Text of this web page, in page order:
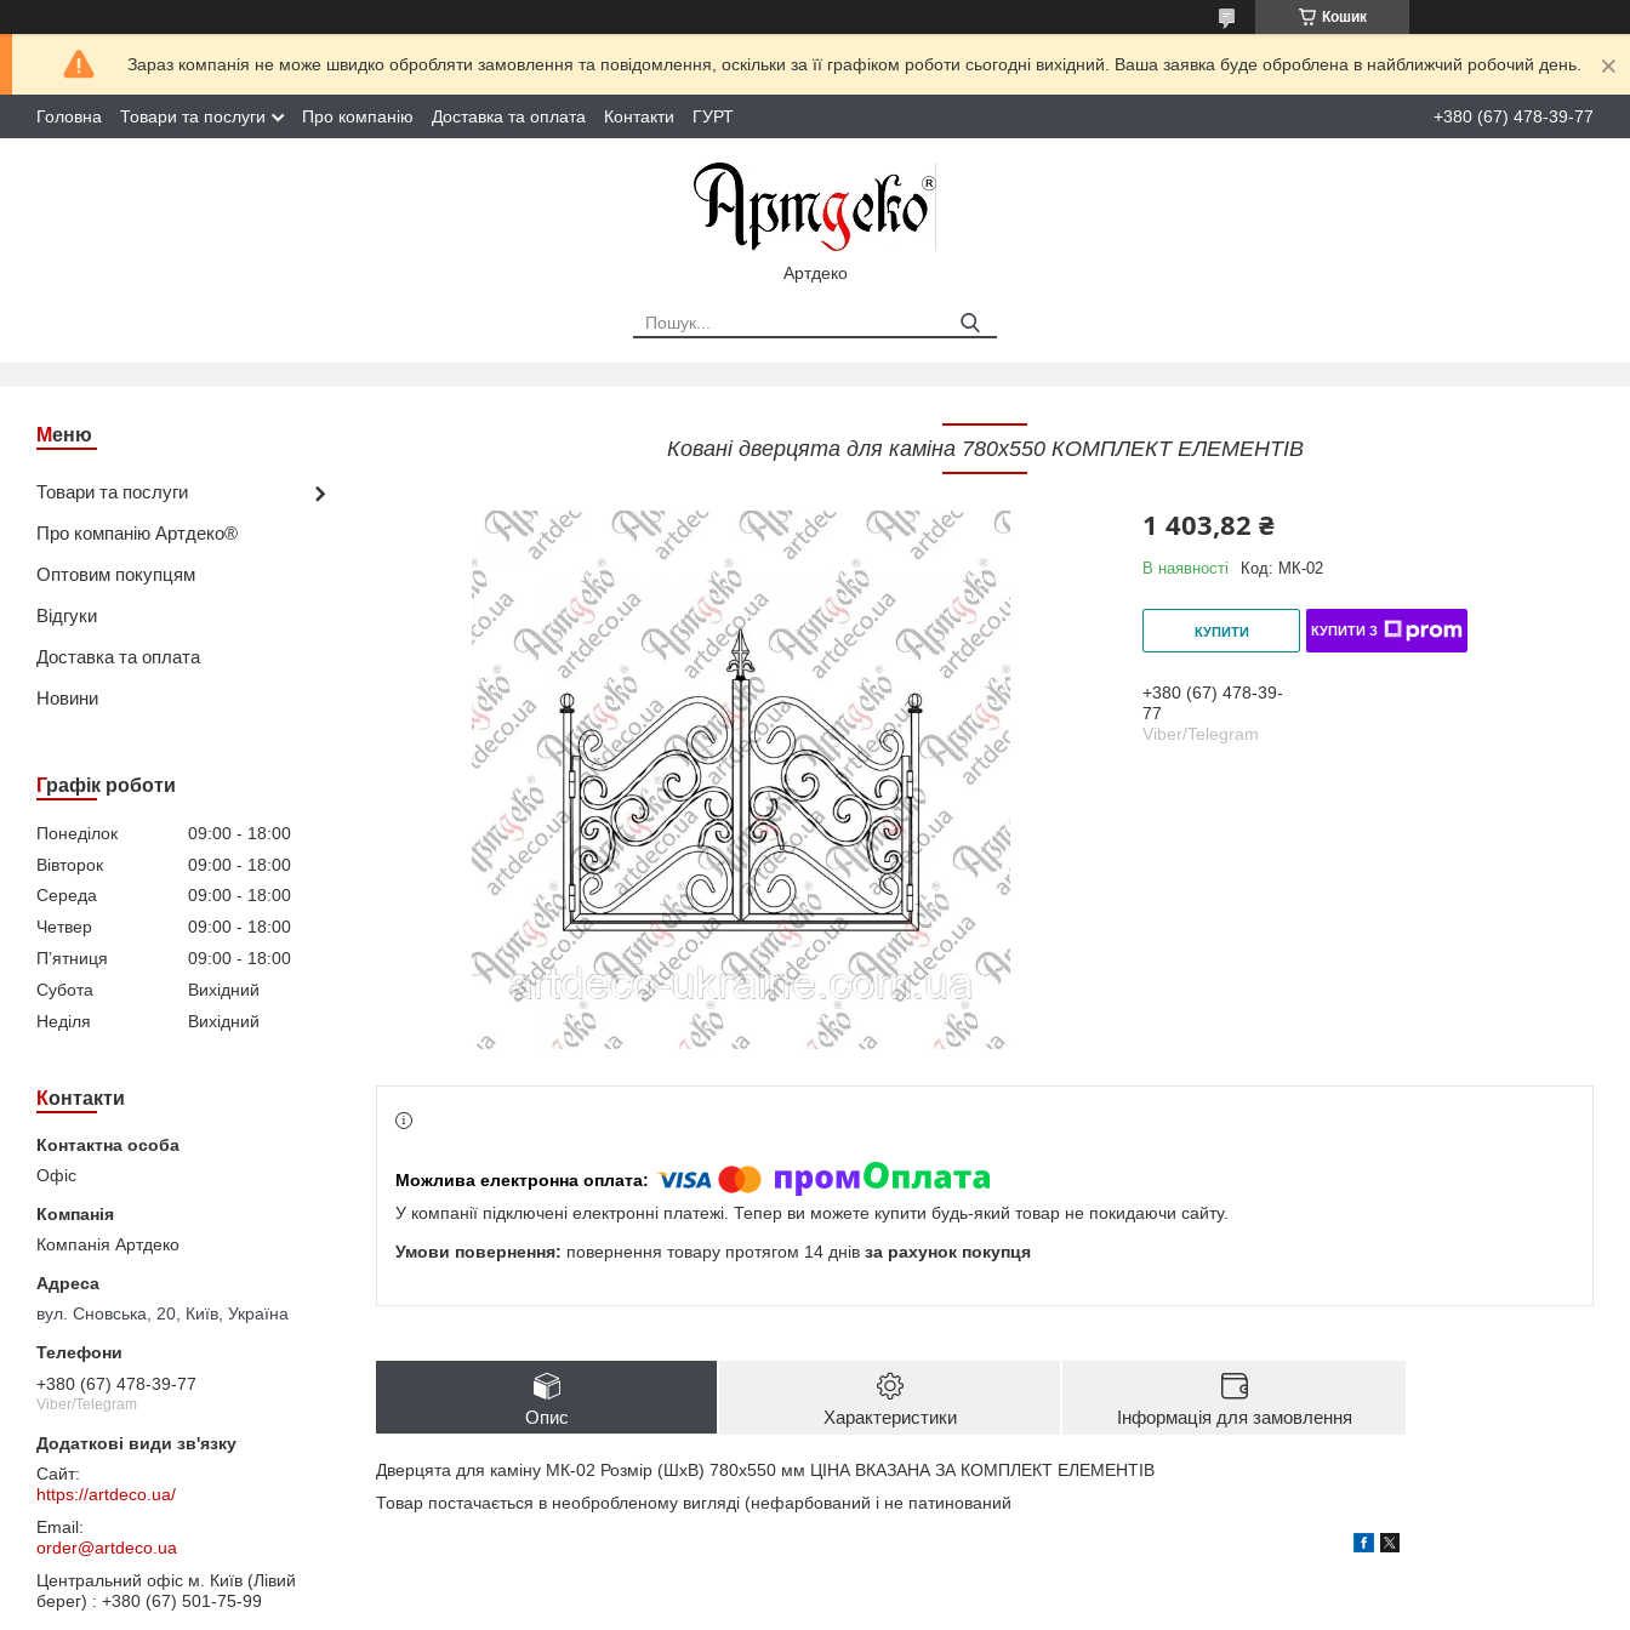
Кошик
Зараз компанія не може швидко обробляти замовлення та повідомлення, оскільки за її графіком роботи сьогодні вихідний. Ваша заявка буде оброблена в найближчий робочий день.
Головна Товари та послуги Про компанію Доставка та оплата Контакти ГУРТ +380 (67) 478-39-77
Артдеко
Товари та послуги
Про компанію Артдеко®
Оптовим покупцям
Відгуки
Доставка та оплата
Новини
Графік роботи
Понеділок 09:00
18:00
Вівторок
09:00
18:00
Середа
09:00
18:00
Четвер
09:00
18:00
Пʼятниця
09:00
18:00
Субота
Вихідний
Неділя
Вихідний
Контакти
Офіс
Компанія Артдеко
вул. Сновська, 20, Київ, Україна
+380 (67) 478-39-77
Viber/Telegram
https://artdeco.ua/
order@artdeco.ua
Центральний офіс м. Київ (Лівий
берег)
+380 (67) 501-75-99
Ковані дверцята для каміна 780х550 КОМПЛЕКТ ЕЛЕМЕНТІВ
1 403,82 ₴
В наявності Код: МК-02
КУПИТИ КУПИТИ З
+380 (67) 478-39-
77
Viber/Telegram
У компанії підключені електронні платежі. Тепер ви можете купити будь-який товар не покидаючи сайту.
повернення товару протягом 14 днів за рахунок покупця
Опис Характеристики Інформація для замовлення
Дверцята для каміну МК-02 Розмір (ШхВ) 780х550 мм ЦІНА ВКАЗАНА ЗА КОМПЛЕКТ ЕЛЕМЕНТІВ
Товар постачається в необробленому вигляді (нефарбований і не патинований